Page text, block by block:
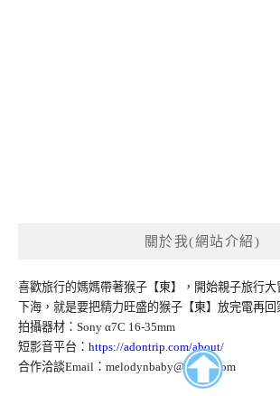
關於我(網站介紹)
喜歡旅行的媽媽帶著猴子【東】，開始親子旅行
下海，就是要把精力旺盛的猴子【東】放完電再回
拍攝器材：Sony α7C 16-35mm
短影音平台： https://adontrip.com/about/
合作洽談Email： melodynbaby@gmail.com